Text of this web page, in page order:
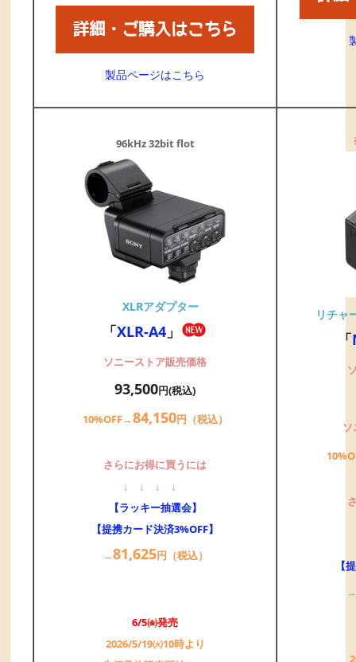
製品ページはこちら
96kHz 32bit flot
XLRアダプター
「XLR-A4 」
ソニーストア販売価格
93,500円(税込)
10%OFF→84,150円（税込）
さらにお得に買うには
↓ ↓ ↓ ↓
【ラッキー抽選会】
【提携カード決済3%OFF】
→81,625円（税込）
6/5㈮発売
2026/5/19㈫10時より
リチャ
「
ソ
【
→